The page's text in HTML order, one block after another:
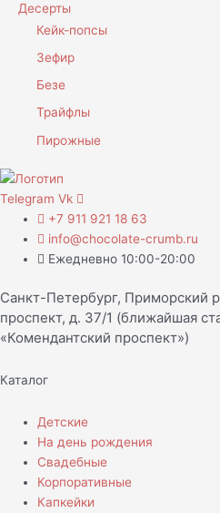
Десерты
Кейк-попсы
Зефир
Безе
Трайфлы
Пирожные
Telegram Vk
+7 911 921 18 63
info@chocolate-crumb.ru
Ежедневно 10:00-20:00
Санкт-Петербург, Приморский
проспект, д. 37/1 (ближайшая
«Комендантский проспект»)
Каталог
Детские
На день рождения
Свадебные
Корпоративные
Капкейки